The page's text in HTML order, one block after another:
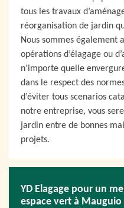
tous les travaux
réorganisation de jardin
Nous sommes également
opérations d’élagage ou
n’importe quelle
dans le respect des
d’éviter tous scenarios
notre entreprise, vous
jardin entre de bonnes
projets.
YD Elagage pour un
espace vert à Mauguio